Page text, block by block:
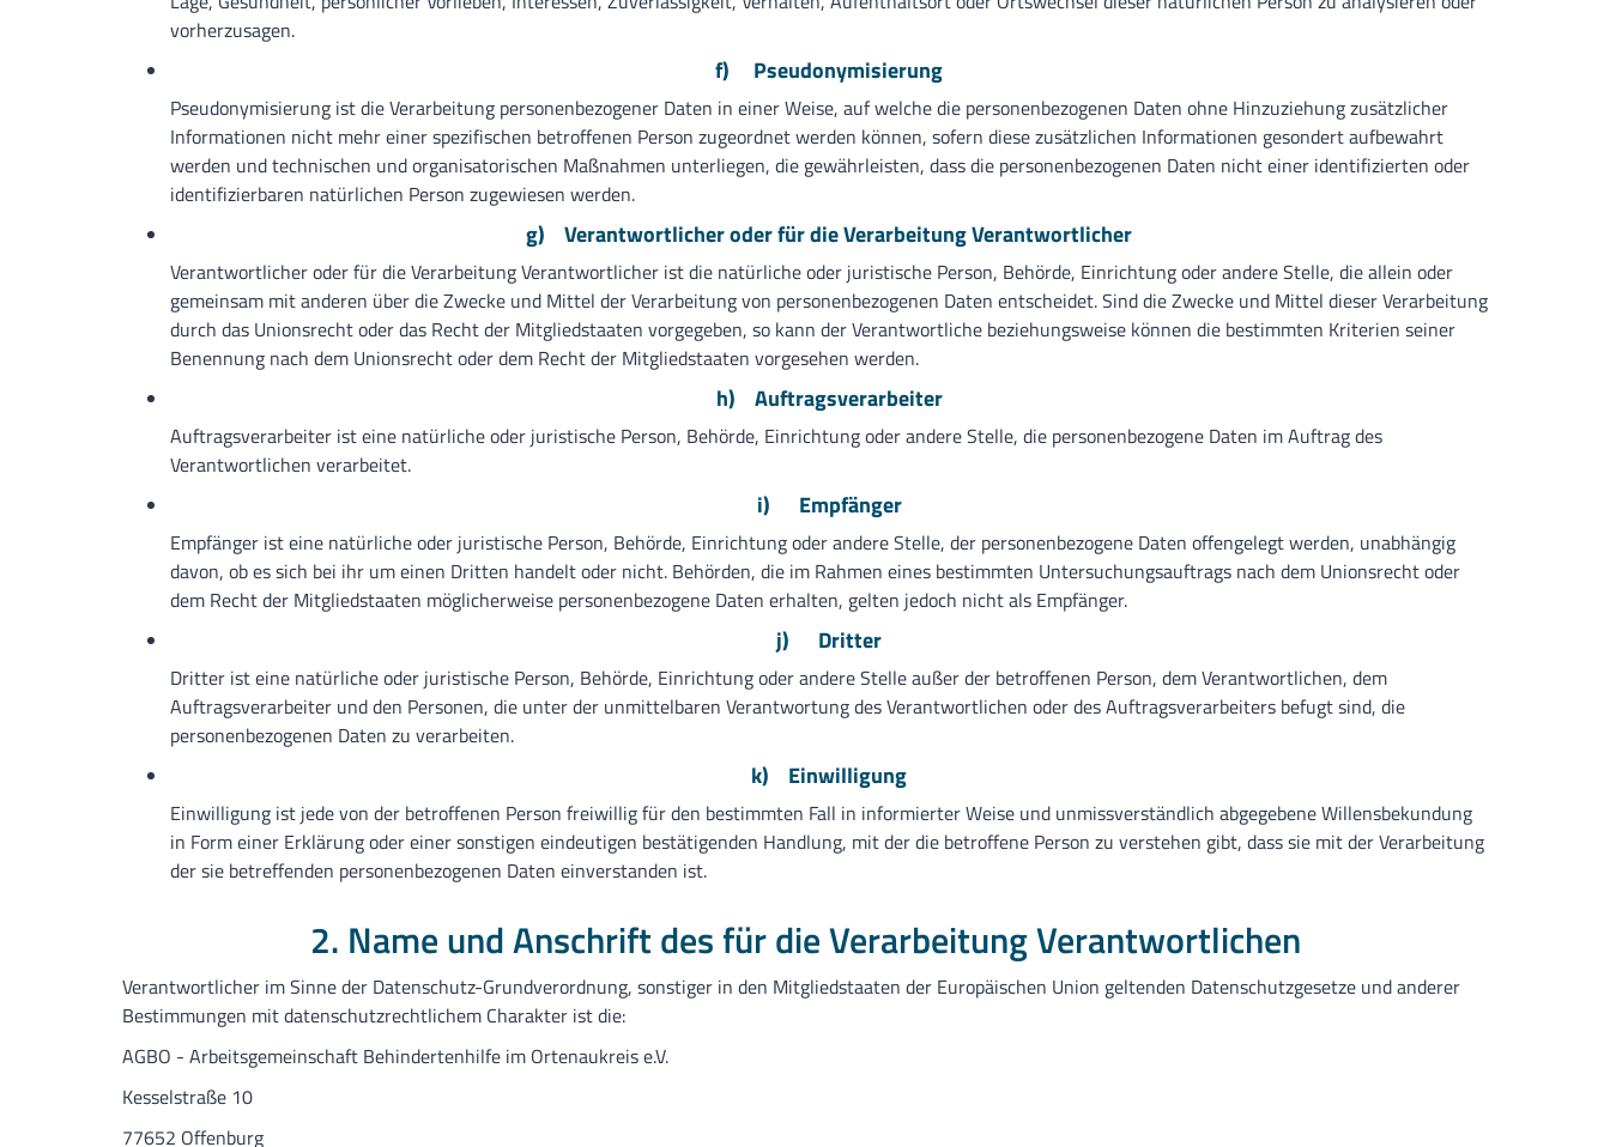
vorherzusagen.
f) Pseudonymisierung
Pseudonymisierung ist die Verarbeitung personenbezogener Daten in einer Weise, auf welche die personenbezogenen Daten ohne Hinzuziehung zusätzlicher
Informationen nicht mehr einer spezifischen betroffenen Person zugeordnet werden können, sofern diese zusätzlichen Informationen gesondert aufbewahrt
werden und technischen und organisatorischen Maßnahmen unterliegen, die gewährleisten, dass die personenbezogenen Daten nicht einer identifizierten oder
identifizierbaren natürlichen Person zugewiesen werden.
g) Verantwortlicher oder für die Verarbeitung Verantwortlicher
Verantwortlicher oder für die Verarbeitung Verantwortlicher ist die natürliche oder juristische Person, Behörde, Einrichtung oder andere Stelle, die allein oder
gemeinsam mit anderen über die Zwecke und Mittel der Verarbeitung von personenbezogenen Daten entscheidet. Sind die Zwecke und Mittel dieser Verarbeitung
durch das Unionsrecht oder das Recht der Mitgliedstaaten vorgegeben, so kann der Verantwortliche beziehungsweise können die bestimmten Kriterien seiner
Benennung nach dem Unionsrecht oder dem Recht der Mitgliedstaaten vorgesehen werden.
h) Auftragsverarbeiter
Auftragsverarbeiter ist eine natürliche oder juristische Person, Behörde, Einrichtung oder andere Stelle, die personenbezogene Daten im Auftrag des
Verantwortlichen verarbeitet.
i) Empfänger
Empfänger ist eine natürliche oder juristische Person, Behörde, Einrichtung oder andere Stelle, der personenbezogene Daten offengelegt werden, unabhängig
davon, ob es sich bei ihr um einen Dritten handelt oder nicht. Behörden, die im Rahmen eines bestimmten Untersuchungsauftrags nach dem Unionsrecht oder
dem Recht der Mitgliedstaaten möglicherweise personenbezogene Daten erhalten, gelten jedoch nicht als Empfänger.
j) Dritter
Dritter ist eine natürliche oder juristische Person, Behörde, Einrichtung oder andere Stelle außer der betroffenen Person, dem Verantwortlichen, dem
Auftragsverarbeiter und den Personen, die unter der unmittelbaren Verantwortung des Verantwortlichen oder des Auftragsverarbeiters befugt sind, die
personenbezogenen Daten zu verarbeiten.
k) Einwilligung
Einwilligung ist jede von der betroffenen Person freiwillig für den bestimmten Fall in informierter Weise und unmissverständlich abgegebene Willensbekundung
in Form einer Erklärung oder einer sonstigen eindeutigen bestätigenden Handlung, mit der die betroffene Person zu verstehen gibt, dass sie mit der Verarbeitung
der sie betreffenden personenbezogenen Daten einverstanden ist.
2. Name und Anschrift des für die Verarbeitung Verantwortlichen
Verantwortlicher im Sinne der Datenschutz-Grundverordnung, sonstiger in den Mitgliedstaaten der Europäischen Union geltenden Datenschutzgesetze und anderer
Bestimmungen mit datenschutzrechtlichem Charakter ist die:
AGBO - Arbeitsgemeinschaft Behindertenhilfe im Ortenaukreis e.V.
Kesselstraße 10
77652 Offenburg